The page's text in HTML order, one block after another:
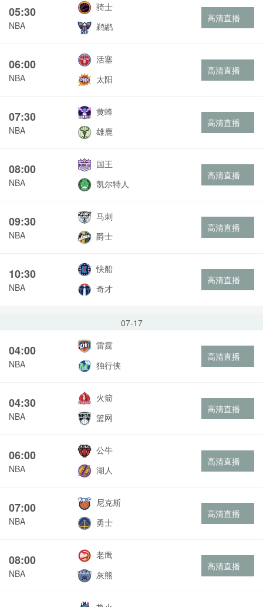
05:30
NBA
骑士
鹈鹕
高清直播
06:00
NBA
活塞
太阳
高清直播
07:30
NBA
黄蜂
雄鹿
高清直播
08:00
NBA
国王
凯尔特人
高清直播
09:30
NBA
马刺
爵士
高清直播
10:30
NBA
快船
奇才
高清直播
07-17
04:00
NBA
雷霆
独行侠
高清直播
04:30
NBA
火箭
篮网
高清直播
06:00
NBA
公牛
湖人
高清直播
07:00
NBA
尼克斯
勇士
高清直播
08:00
NBA
老鹰
灰熊
高清直播